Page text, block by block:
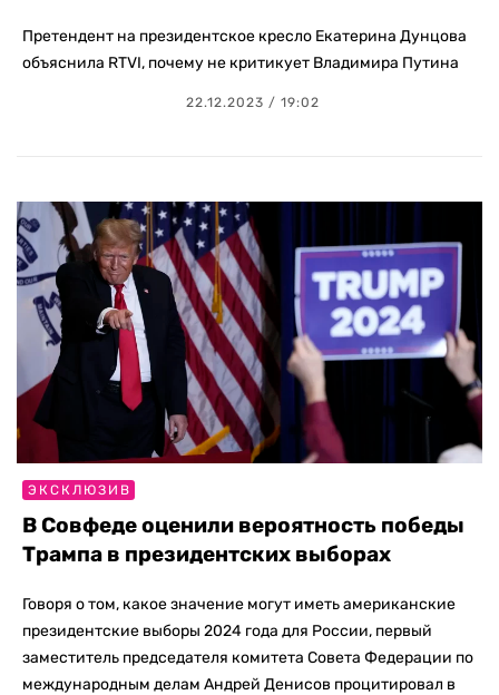
Претендент на президентское кресло Екатерина Дунцова
объяснила RTVI, почему не критикует Владимира Путина
22.12.2023 / 19:02
ЭКСКЛЮЗИВ
В Совфеде оценили вероятность победы
Трампа в президентских выборах
Говоря о том, какое значение могут иметь американские
президентские выборы 2024 года для России, первый
заместитель председателя комитета Совета Федерации по
международным делам Андрей Денисов процитировал в